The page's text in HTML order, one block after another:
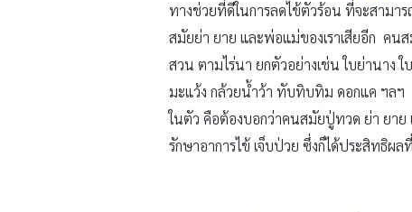
ทางช่วยที่ดีในการลดไข้ตัวร้อน ที่จะสาม
สมัยย่า ยาย และพ่อแม่ของเราเสียอีก คน
สวน ตามไร่นา ยกตัวอย่างเช่น ใบย่านาง
มะแว้ง กล้วยน้ำว้า ทับทิบทิม ดอกแค ฯลฯ
ในตัว คือต้องบอกว่าคนสมัยปู่ทวด ย่า ยาย
รักษาอาการไข้ เจ็บป่วย ซึ่งก็ได้ประสิทธิผ